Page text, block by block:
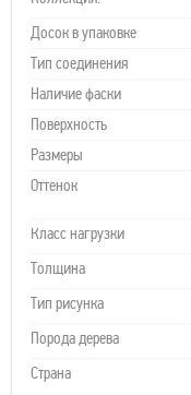
Досок в упаковке
Тип соединения
Наличие фаски
Поверхность
Размеры
Оттенок
Класс нагрузки
Толщина
Тип рисунка
Порода дерева
Страна